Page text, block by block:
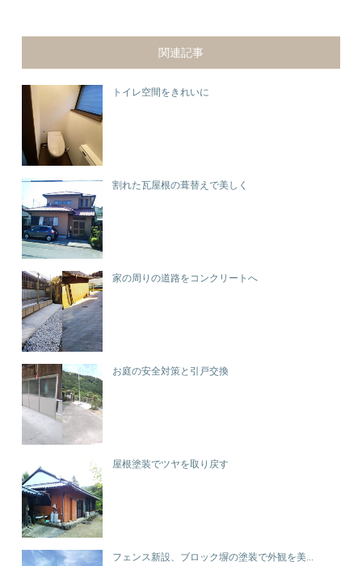
関連記事
トイレ空間をきれいに
割れた瓦屋根の葺替えで美しく
家の周りの道路をコンクリートへ
お庭の安全対策と引戸交換
屋根塗装でツヤを取り戻す
フェンス新設、ブロック塀の塗装で外観を美...